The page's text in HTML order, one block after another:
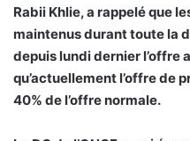
Rabii Khlie, a rappelé que
maintenus durant toute la
depuis lundi dernier l’offre
qu’actuellement l’offre de
40% de l’offre normale.